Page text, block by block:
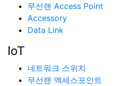
무선랜 Access Point
Accessory
Data Link
IoT
네트워크 스위치
무선랜 엑세스포인트